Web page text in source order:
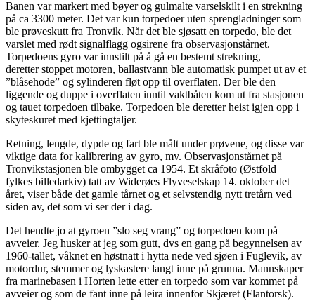
Banen var markert med bøyer og gulmalte varselskilt i en strekning
på ca 3300 meter. Det var kun torpedoer uten sprengladninger som
ble prøveskutt fra Tronvik. Når det ble sjøsatt en torpedo, ble det
varslet med rødt signalflagg ogsirene fra observasjonstårnet.
Torpedoens gyro var innstilt på å gå en bestemt strekning,
deretter stoppet motoren, ballastvann ble automatisk pumpet ut av et
”blåsehode” og sylinderen fløt opp til overflaten. Der ble den
liggende og duppe i overflaten inntil vaktbåten kom ut fra stasjonen
og tauet torpedoen tilbake. Torpedoen ble deretter heist igjen opp i
skyteskuret med kjettingtaljer.
Retning, lengde, dypde og fart ble målt under prøvene, og disse var
viktige data for kalibrering av gyro, mv. Observasjonstårnet på
Tronvikstasjonen ble ombygget ca 1954. Et skråfoto (Østfold
fylkes billedarkiv) tatt av Widerøes Flyveselskap 14. oktober det
året, viser både det gamle tårnet og et selvstendig nytt tretårn ved
siden av, det som vi ser der i dag.
Det hendte jo at gyroen ”slo seg vrang” og torpedoen kom på
avveier. Jeg husker at jeg som gutt, dvs en gang på begynnelsen av
1960-tallet, våknet en høstnatt i hytta nede ved sjøen i Fuglevik, av
motordur, stemmer og lyskastere langt inne på grunna. Mannskaper
fra marinebasen i Horten lette etter en torpedo som var kommet på
avveier og som de fant inne på leira innenfor Skjæret (Flantorsk).